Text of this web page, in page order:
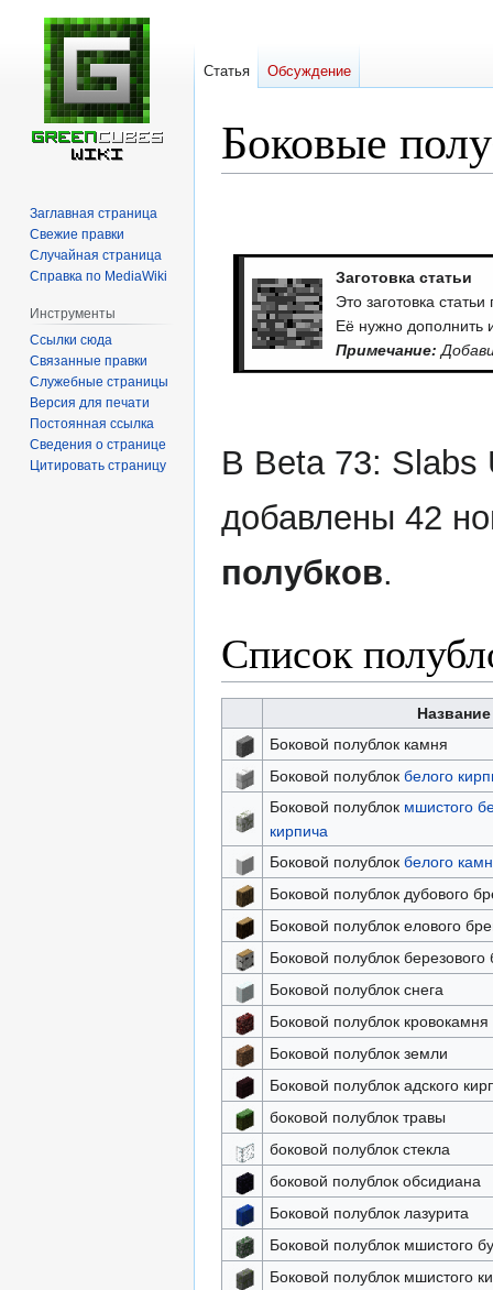
Боковые
навигации
поиску
Заготовка статьи
Это заготовка
Её нужно дополнить
Примечание:
В Beta 73: Slabs
добавлены 42
полубков.
Список
Название
Боковой полублок камня
Боковой полублок белого
Боковой полублок мшистого
кирпича
Боковой полублок белого
Боковой полублок дубового
Боковой полублок елового
Боковой полублок березового
Боковой полублок снега
Боковой полублок кровокамня
Боковой полублок земли
Боковой полублок адского
боковой полублок травы
боковой полублок стекла
боковой полублок обсидиана
Боковой полублок лазурита
Боковой полублок мшистого
Боковой полублок мшистого
Статья Обсуждение
Заглавная страница
Свежие правки
Случайная страница
Справка по MediaWiki
Инструменты
Ссылки сюда
Связанные правки
Служебные страницы
Версия для печати
Постоянная ссылка
Сведения о странице
Цитировать страницу